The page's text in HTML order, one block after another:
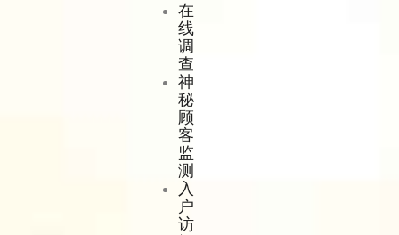
在
线
调
查
神
秘
顾
客
监
测
入
户
访